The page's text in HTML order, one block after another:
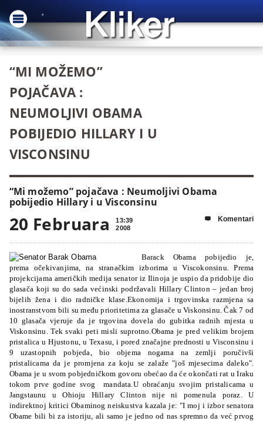
“MI MOŽEMO”
POJAČAVA :
NEUMOLJIVI OBAMA
POBIJEDIO HILLARY I U
VISCONSINU
“Mi možemo” pojačava : Neumoljivi Obama
pobijedio Hillary i u Visconsinu
20 Februara
13:39
2008
 Komentari
Barack Obama pobijedio je,
prema očekivanjima, na stranačkim izborima u Viscokonsinu. Prema
projekcijama američkih medija senator iz Ilinoja je uspio da pridobije dio
glasača koji su do sada većinski podržavali Hillary Clinton – jedan broj
bijelih žena i dio radničke klase.Ekonomija i trgovinska razmjena sa
inostranstvom bili su među prioritetima za glasače u Viskonsinu. Čak 7 od
10 glasača vjeruje da je trgovina dovela do gubitka radnih mjesta u
Viskonsinu. Tek svaki peti misli suprotno.Obama je pred velikim brojem
pristalica u Hjustonu, u Texasu, i pored značajne prednosti u Visconsinu i
9 uzastopnih pobjeda, bio objema nogama na zemlji poručivši
pristalicama da je promjena za koju se zalaže "još mjesecima daleko".
Obama je u svom pobjedničkom govoru obećao da će okončati rat u Iraku
tokom prve godine svog mandata.U obraćanju svojim pristalicama u
Jangstaunu u Ohioju Hillary Clinton nije ni pomenula poraz. U
indirektnoj kritici Obaminog neiskustva kazala je: "I moj i izbor senatora
Obame bili bi za istoriju, ali samo je jedno od nas spremno da već prvog